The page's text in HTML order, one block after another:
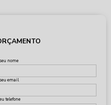
nome
email
telefone